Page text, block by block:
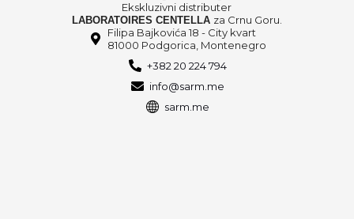
Ekskluzivni distributer
LABORATOIRES CENTELLA za Crnu Goru.
Filipa Bajkovića 18 - City kvart
81000 Podgorica, Montenegro
+382 20 224 794
info@sarm.me
sarm.me